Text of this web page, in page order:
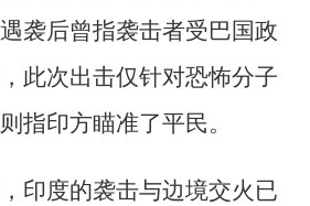
袭后曾指袭击者受巴国政
此次出击仅针对恐怖分子
指印方瞄准了平民。
印度的袭击与边境交火已